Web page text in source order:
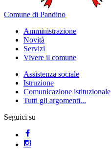
Comune di Pandino
Amministrazione
Novità
Servizi
Vivere il comune
Assistenza sociale
Istruzione
Comunicazione istituzionale
Tutti gli argomenti...
Seguici su